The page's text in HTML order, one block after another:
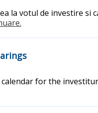
la votul de investire si
for the